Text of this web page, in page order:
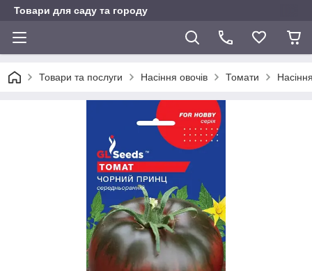
Товари для саду та городу
Товари та послуги Насіння овочів Томати